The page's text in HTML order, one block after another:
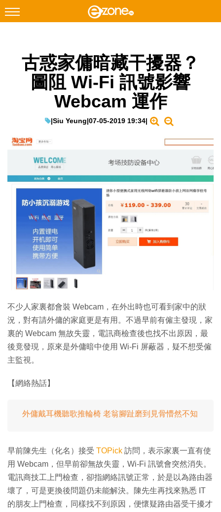
Facebook Instagram
科技焦點
教學評測
EduTech
IT Times
Enterprise Digital Transformation
古惑家傭暗藏干擾器？
圖阻 Wi-Fi 訊號影響
Webcam 運作
|Siu Yeung|07-05-2019 19:34|
不少人家裏都會裝 Webcam，在外出時也可看到家中的狀
況，對有請外傭的家庭更是有用。不過早前有僱主發現，家
裏的 Webcam 無故失靈，電訊商檢查後也找不出原因，最
後竟發現，原來是外傭暗中使用 Wi-Fi 屏蔽器，疑不想受僱
主監視。
【網絡熱話】
外傭戴耳機聽歌推輪椅 老翁腳趾磨到見骨懵然不知
早前陳先生（化名）接受 TOPick 訪問，表示家裏一直有使
用 Webcam，但早前卻無故失靈，Wi-Fi 訊號會突然消失。
電訊商技工上門檢查，卻指網絡訊號正常，於是以為路由器
壞了，可是更換後問題仍未能解決。陳先生再找來熟悉 IT
的朋友上門檢查，同樣找不到原因，便懷疑路由器受干擾才